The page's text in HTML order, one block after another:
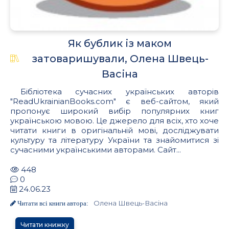
Як бублик із маком
затоваришували, Олена Швець-
Васіна
Бібліотека сучасних українських авторів
"ReadUkrainianBooks.com" є веб-сайтом, який
пропонує широкий вибір популярних книг
українською мовою. Це джерело для всіх, хто хоче
читати книги в оригінальній мові, досліджувати
культуру та літературу України та знайомитися зі
сучасними українськими авторами. Сайт...
448
0
24.06.23
Читати всі книги автора: Олена Швець-Васіна
Читати книжку